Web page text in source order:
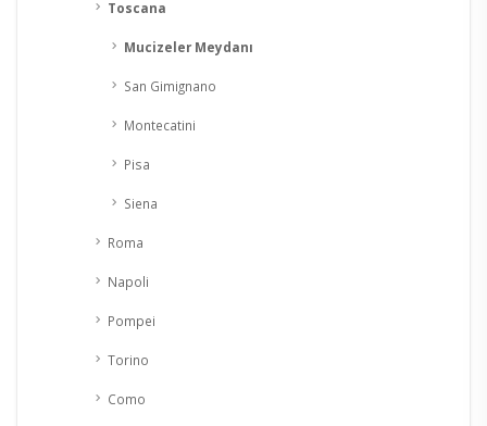
Toscana
Mucizeler Meydanı
San Gimignano
Montecatini
Pisa
Siena
Roma
Napoli
Pompei
Torino
Como